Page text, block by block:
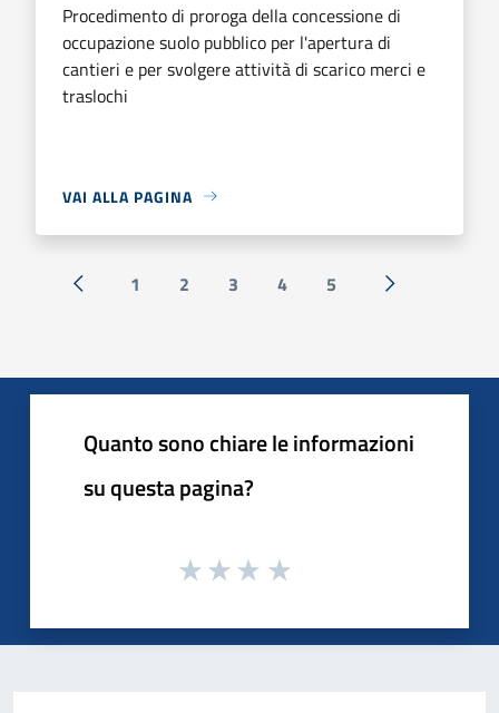
Procedimento di proroga della concessione di
occupazione suolo pubblico per l'apertura di
cantieri e per svolgere attività di scarico merci e
traslochi
VAI ALLA PAGINA
« Precedente
1 2 3 4 5 Successiva »
Quanto sono chiare le informazioni
su questa pagina?